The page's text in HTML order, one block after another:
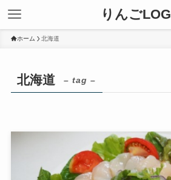
りんごLOG
ホーム 北海道
北海道 – tag –